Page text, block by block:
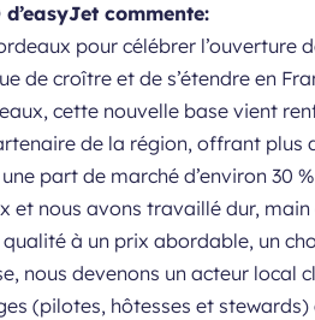
commente:
pour célébrer
de croître et de s’étendre en
cette nouvelle base vient
de la région, offrant plus
part de marché d’environ 30
et nous avons travaillé dur,
à un prix abordable, un
nous devenons un acteur local
(pilotes, hôtesses et